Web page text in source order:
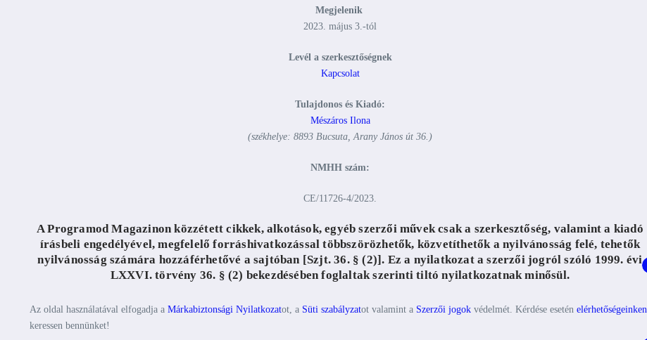
Megjelenik
2023. május 3.-tól
Levél a szerkesztőségnek
Kapcsolat
Tulajdonos és Kiadó:
Mészáros Ilona
(székhelye: 8893 Bucsuta, Arany János út 36.)
NMHH szám:
CE/11726-4/2023.
A Programod Magazinon közzétett cikkek, alkotások, egyéb szerzői művek csak a szerkesztőség, valamint a kiadó
írásbeli engedélyével, megfelelő forráshivatkozással többszörözhetők, közvetíthetők a nyilvánosság felé, tehetők
nyilvánosság számára hozzáférhetővé a sajtóban [Szjt. 36. § (2)]. Ez a nyilatkozat a szerzői jogról szóló 1999. évi
LXXVI. törvény 36. § (2) bekezdésében foglaltak szerinti tiltó nyilatkozatnak minősül.
Az oldal használatával elfogadja a Márkabiztonsági Nyilatkozatot, a Süti szabályzatot valamint a Szerzői jogok védelmét. Kérdése esetén elérhetőségeinken
keressen bennünket!